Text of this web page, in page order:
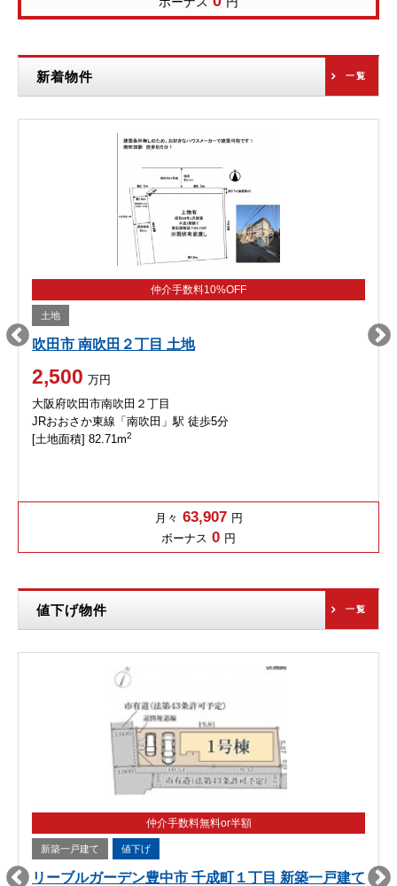
新着物件 一覧
仲介手数料10%OFF
土地
吹田市 南吹田２丁目 土地
2,500 万円
大阪府吹田市南吹田２丁目
JRおおさか東線「南吹田」駅 徒歩5分
[土地面積] 82.71m2
月々 63,907 円
ボーナス 0 円
値下げ物件 一覧
仲介手数料無料or半額
新築一戸建て 値下げ
リーブルガーデン豊中市 千成町１丁目 新築一戸建て